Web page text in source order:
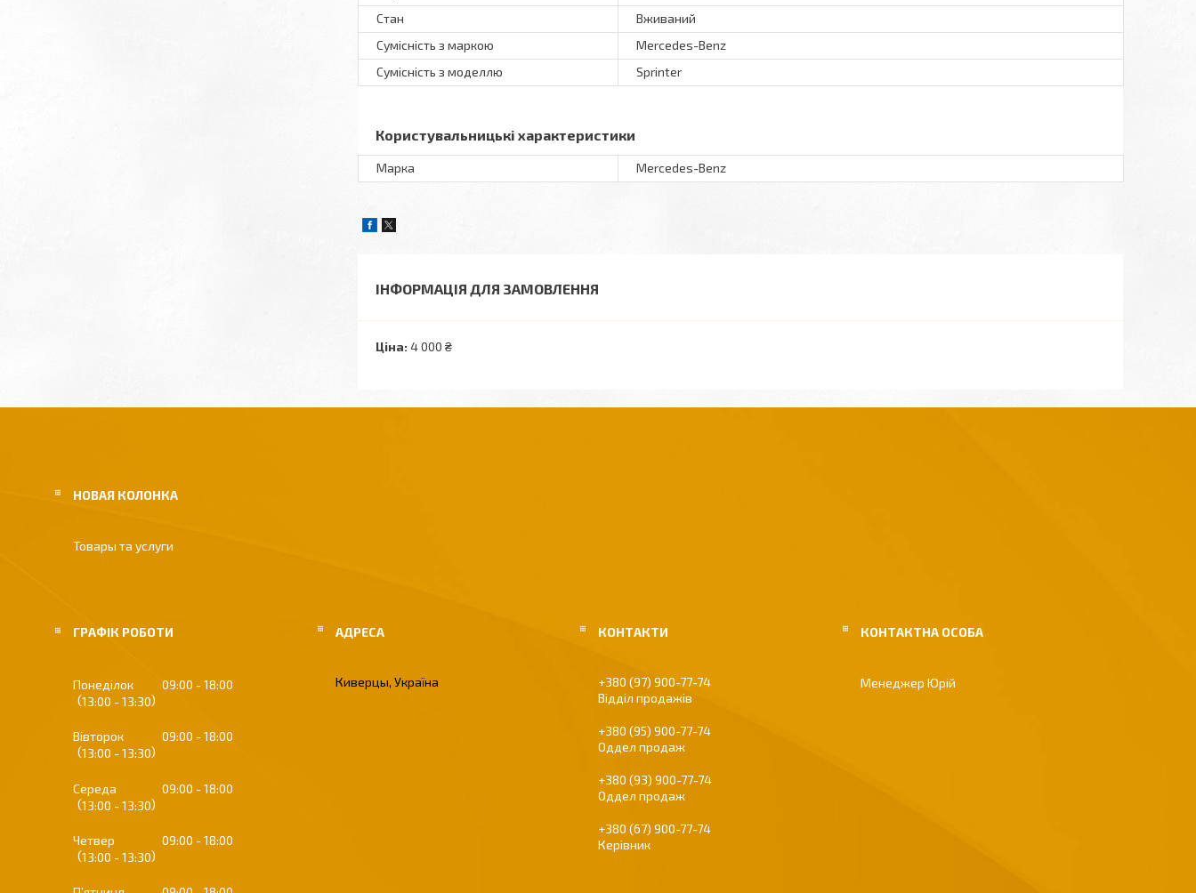
Стан
Вживаний
Сумісність з маркою
Mercedes-Benz
Сумісність з моделлю
Sprinter
Користувальницькі характеристики
Марка Mercedes-Benz
ІНФОРМАЦІЯ ДЛЯ ЗАМОВЛЕННЯ
Ціна: 4 000 ₴
НОВАЯ КОЛОНКА
Товары та услуги
ГРАФІК РОБОТИ
Понеділок 09:00
18:00
13:00
13:30
Вівторок 09:00
18:00
13:00
13:30
Середа 09:00
18:00
13:00
13:30
Четвер 09:00
18:00
13:00
13:30
Киверцы, Україна
+380 (97) 900-77-74
Відділ продажів
+380 (95) 900-77-74
Оддел продаж
+380 (93) 900-77-74
Оддел продаж
+380 (67) 900-77-74
Керівник
Менеджер Юрій